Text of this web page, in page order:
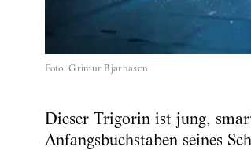
Foto: Grimur Bjarnason
Dieser Trigorin ist jung,
Anfangsbuchstaben seines